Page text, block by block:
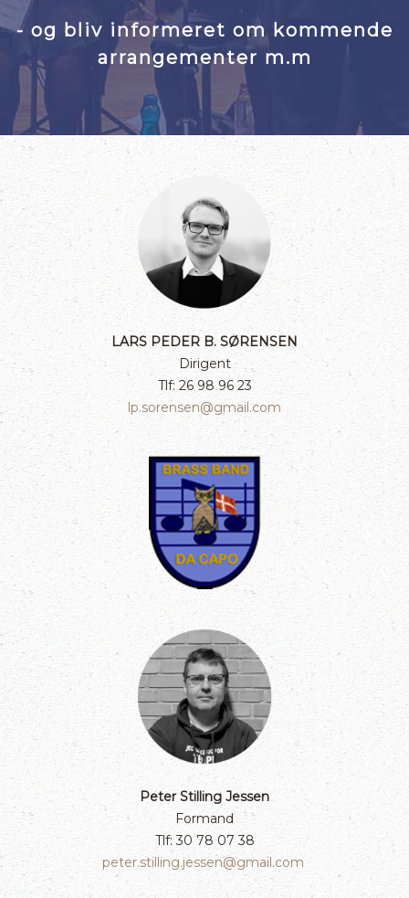
- og bliv informeret om kommende
arrangementer m.m
LARS PEDER B. SØRENSEN
Dirigent
Tlf: 26 98 96 23
lp.sorensen@gmail.com
Peter Stilling Jessen
Formand
Tlf: 30 78 07 38
peter.stilling.jessen@gmail.com